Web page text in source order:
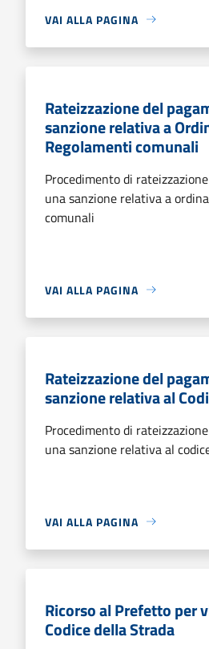
VAI ALLA PAGINA
Rateizzazione del
sanzione relativa a
Regolamenti comunali
Procedimento di
una sanzione relativa a
comunali
VAI ALLA PAGINA
Rateizzazione del
sanzione relativa al
Procedimento di
una sanzione relativa al
VAI ALLA PAGINA
Ricorso al Prefetto per
Codice della Strada